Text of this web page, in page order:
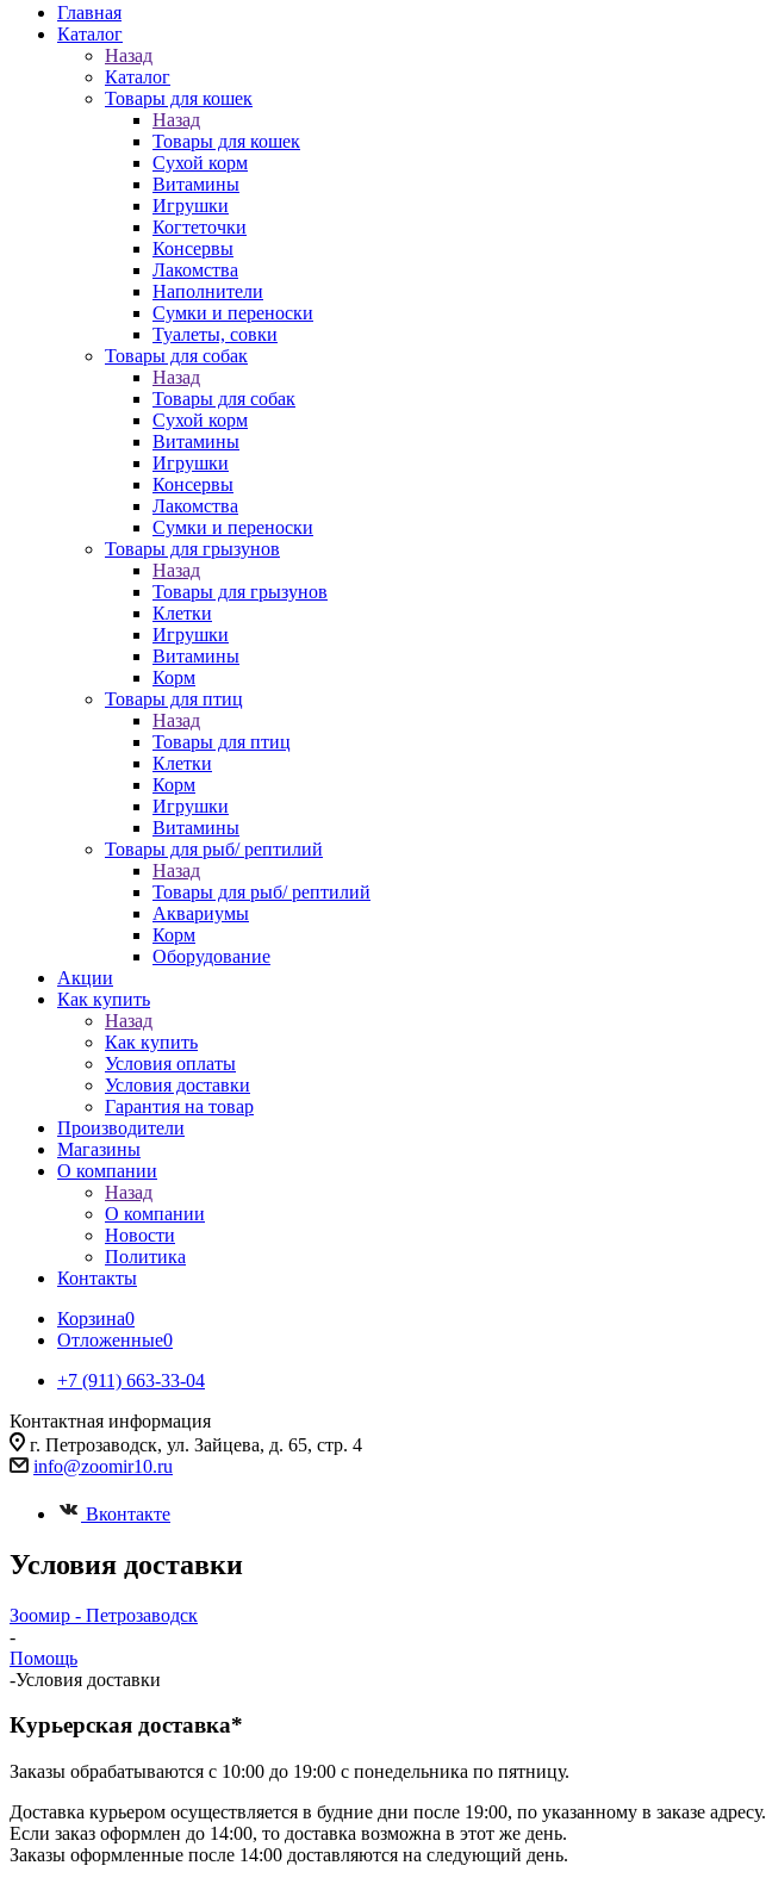
Главная
Каталог
Назад
Каталог
Товары для кошек
Назад
Товары для кошек
Cухой корм
Витамины
Игрушки
Когтеточки
Консервы
Лакомства
Наполнители
Сумки и переноски
Туалеты, совки
Товары для собак
Назад
Товары для собак
Cухой корм
Витамины
Игрушки
Консервы
Лакомства
Сумки и переноски
Товары для грызунов
Назад
Товары для грызунов
Клетки
Игрушки
Витамины
Корм
Товары для птиц
Назад
Товары для птиц
Клетки
Корм
Игрушки
Витамины
Товары для рыб/ рептилий
Назад
Товары для рыб/ рептилий
Аквариумы
Корм
Оборудование
Акции
Как купить
Назад
Как купить
Условия оплаты
Условия доставки
Гарантия на товар
Производители
Магазины
О компании
Назад
О компании
Новости
Политика
Контакты
Корзина0
Отложенные0
+7 (911) 663-33-04
Контактная информация
г. Петрозаводск, ул. Зайцева, д. 65, стр. 4
info@zoomir10.ru
Вконтакте
Условия доставки
Зоомир - Петрозаводск
-
Помощь
-Условия доставки
Курьерская доставка*
Заказы обрабатываются с 10:00 до 19:00 с понедельника по пятницу.
Доставка курьером осуществляется в будние дни после 19:00, по указанному в заказе адресу.
Если заказ оформлен до 14:00, то доставка возможна в этот же день.
Заказы оформленные после 14:00 доставляются на следующий день.